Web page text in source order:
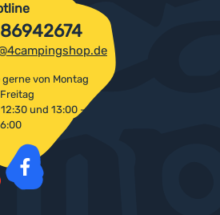
gerne von Montag
und 13:00 -